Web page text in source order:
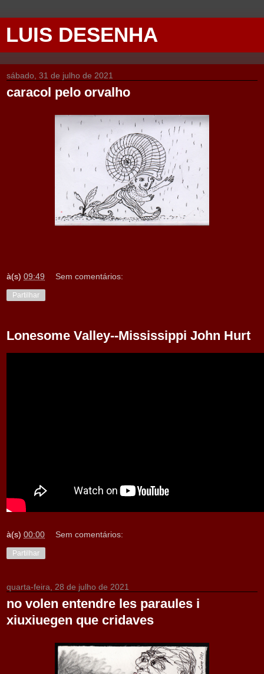
LUIS DESENHA
sábado, 31 de julho de 2021
caracol pelo orvalho
à(s) 09:49 Sem comentários:
Partilhar
Lonesome Valley--Mississippi John Hurt
à(s) 00:00 Sem comentários:
Partilhar
quarta-feira, 28 de julho de 2021
no volen entendre les paraules i
xiuxiuegen que cridaves